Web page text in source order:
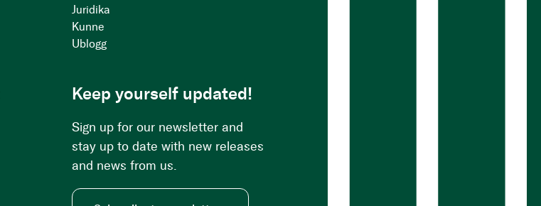
Juridika
Kunne
Ublogg
Keep yourself updated!
Sign up for our newsletter and
stay up to date with new releases
and news from us.